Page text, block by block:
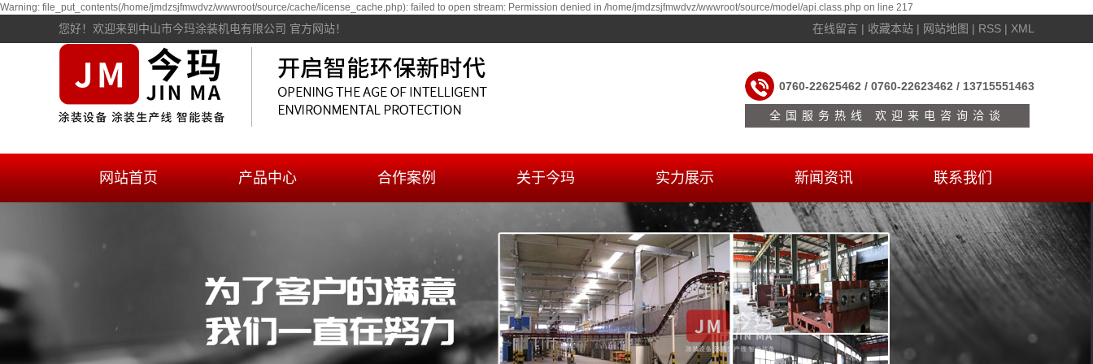
Warning: file_put_contents(/home/jmdzsjfmwdvz/wwwroot/source/cache/license_cache.php): failed to open stream: Permission denied in /home/jmdzsjfmwdvz/wwwroot/source/model/api.class.php on line 217
您好！欢迎来到中山市今玛涂装机电有限公司 官方网站！ 在线留言 | 收藏本站 | 网站地图 | RSS | XML
0760-22625462 / 0760-22623462 / 13715551463
全国服务热线 欢迎来电咨询洽谈
网站首页 产品中心
环保集烟浇铸线
合作案例 关于今玛
服务体系
资质荣誉
实力展示 新闻资讯
公司新闻
行业资讯
常见问题
联系我们
联系
在线留言